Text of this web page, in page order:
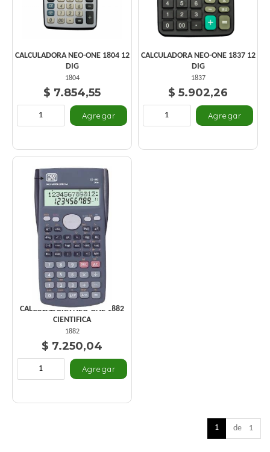
CALCULADORA NEO-ONE 1804 12
DIG
1804
$ 7.854,55
CALCULADORA NEO-ONE 1837 12
DIG
1837
$ 5.902,26
CALCULADORA NEO-ONE 1882
CIENTIFICA
1882
$ 7.250,04
1 de 1